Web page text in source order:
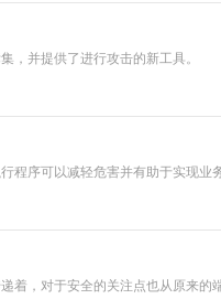
，并提供了进行攻击的新工具。
序可以减轻危害并有助于实现业务
，对于安全的关注点也从原来的